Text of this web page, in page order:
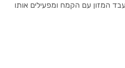
המזון עם הקמח ומפעילים אותו